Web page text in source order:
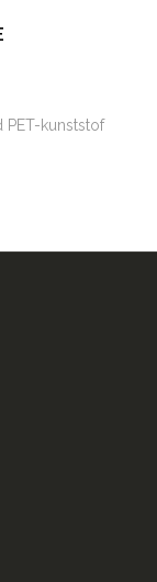
kunststof